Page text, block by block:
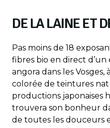
DE LA LAINE ET
Pas moins de 18
fibres bio en direct
angora dans les Vosges,
colorée de teintures
productions japonaises
trouvera son bonheur
de toutes les douceurs